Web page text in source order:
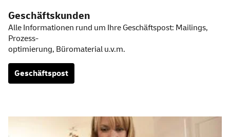
Geschäftskunden
Alle Informationen rund um Ihre Geschäftspost: Mailings,
Prozess-
optimierung, Büromaterial u.v.m.
Geschäftspost